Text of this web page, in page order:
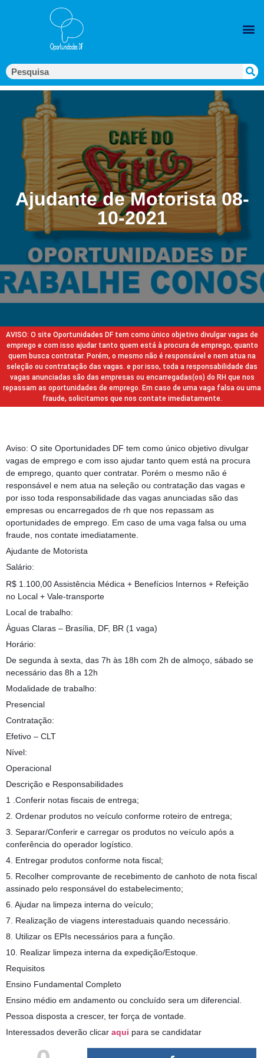
Ajudante de Motorista 08-
10-2021
AVISO: O site Oportunidades DF tem como único objetivo divulgar vagas de
emprego e com isso ajudar tanto quem está à procura de emprego, quanto
quem busca contratar. Porém, o mesmo não é responsável e nem atua na
seleção ou contratação das vagas. e por isso, toda a responsabilidade das
vagas anunciadas são das empresas ou encarregadas(os) do RH que nos
repassam as oportunidades de emprego. Em caso de uma vaga falsa ou uma
fraude, solicitamos que nos contate imediatamente.
Aviso: O site Oportunidades DF tem como único objetivo divulgar
vagas de emprego e com isso ajudar tanto quem está na procura
de emprego, quanto quer contratar. Porém o mesmo não é
responsável e nem atua na seleção ou contratação das vagas e
por isso toda responsabilidade das vagas anunciadas são das
empresas ou encarregados de rh que nos repassam as
oportunidades de emprego. Em caso de uma vaga falsa ou uma
fraude, nos contate imediatamente.
Ajudante de Motorista
Salário:
R$ 1.100,00 Assistência Médica + Benefícios Internos + Refeição
no Local + Vale-transporte
Local de trabalho:
Águas Claras – Brasília, DF, BR (1 vaga)
Horário:
De segunda à sexta, das 7h às 18h com 2h de almoço, sábado se
necessário das 8h a 12h
Modalidade de trabalho:
Presencial
Contratação:
Efetivo – CLT
Nível:
Operacional
Descrição e Responsabilidades
1 .Conferir notas fiscais de entrega;
2. Ordenar produtos no veículo conforme roteiro de entrega;
3. Separar/Conferir e carregar os produtos no veículo após a
conferência do operador logístico.
4. Entregar produtos conforme nota fiscal;
5. Recolher comprovante de recebimento de canhoto de nota fiscal
assinado pelo responsável do estabelecimento;
6. Ajudar na limpeza interna do veículo;
7. Realização de viagens interestaduais quando necessário.
8. Utilizar os EPIs necessários para a função.
10. Realizar limpeza interna da expedição/Estoque.
Requisitos
Ensino Fundamental Completo
Ensino médio em andamento ou concluído sera um diferencial.
Pessoa disposta a crescer, ter força de vontade.
Interessados deverão clicar aqui para se candidatar